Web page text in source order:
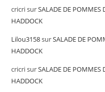
cricrisurSALADE DE POMMES
HADDOCK
Lilou3158surSALADE DE
HADDOCK
cricrisurSALADE DE POMMES
HADDOCK